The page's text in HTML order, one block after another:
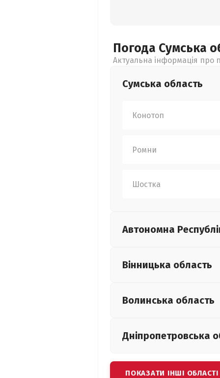
Погода Сумська
Актуальна інформація про
Сумська область
Конотоп
Ромни
Шостка
Автономна
Вінницька область
Волинська область
Дніпропетровська
ПОКАЗАТИ ІНШІ ОБЛАСТІ